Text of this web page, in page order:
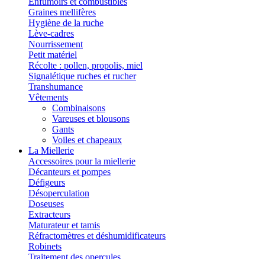
Graines mellifères
Hygiène de la ruche
Lève-cadres
Nourrissement
Petit matériel
Récolte : pollen, propolis, miel
Signalétique ruches et rucher
Transhumance
Vêtements
Combinaisons
Vareuses et blousons
Gants
Voiles et chapeaux
La Miellerie
Accessoires pour la miellerie
Décanteurs et pompes
Défigeurs
Désoperculation
Doseuses
Extracteurs
Maturateur et tamis
Réfractomètres et déshumidificateurs
Robinets
Traitement des opercules